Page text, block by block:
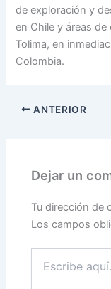
de exploración y
en Chile y áreas
Tolima, en
Colombia.
ANTERIOR
Dejar un
Tu dirección de
Los campos
aquí...